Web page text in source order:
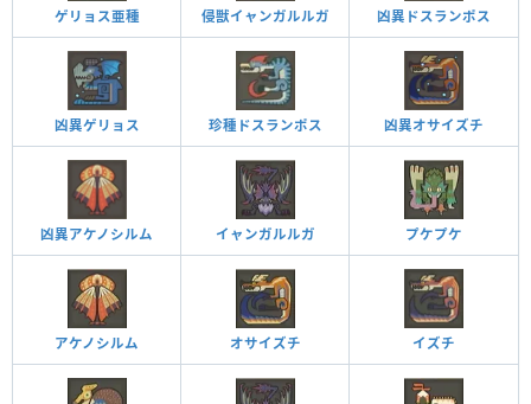
ゲリョス亜種 侵獣イャンガルルガ 凶異ドスランポス
凶異ゲリョス 珍種ドスランポス 凶異オサイズチ
凶異アケノシルム イャンガルルガ プケプケ
アケノシルム オサイズチ イズチ